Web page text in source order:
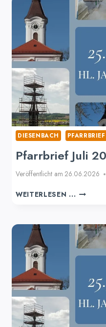
DIESENBACH PFARRBRIEF
Pfarrbrief Juli
Veröffentlicht am 26.06.2026
WEITERLESEN ...